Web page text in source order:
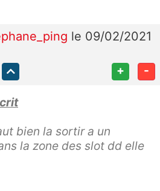
le 09/02/2021
+ -
bien la sortir a un
la zone des slot dd elle